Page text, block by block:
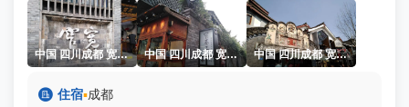
中国 四川成都 宽窄巷子 中国 四川成都 宽窄巷子 中国 四川成都 宽窄巷子
 住宿▪成都